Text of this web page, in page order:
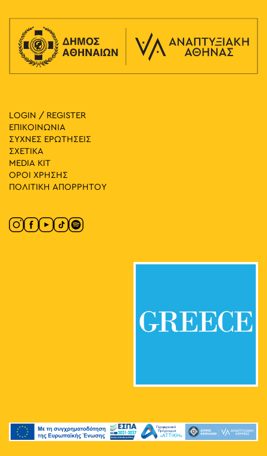
LOGIN / REGISTER
ΕΠΙΚΟΙΝΩΝΙΑ
ΣΥΧΝΕΣ ΕΡΩΤΗΣΕΙΣ
ΣΧΕΤΙΚΑ
MEDIA ΚIT
ΟΡΟΙ ΧΡΗΣΗΣ
ΠΟΛΙΤΙΚΗ ΑΠΟΡΡΗΤΟΥ